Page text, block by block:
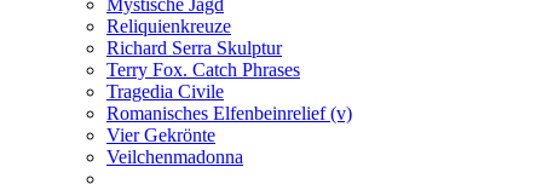
Mystische Jagd
Reliquienkreuze
Richard Serra Skulptur
Terry Fox. Catch Phrases
Tragedia Civile
Romanisches Elfenbeinrelief (v)
Vier Gekrönte
Veilchenmadonna